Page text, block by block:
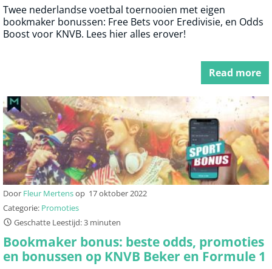
Twee nederlandse voetbal toernooien met eigen
bookmaker bonussen: Free Bets voor Eredivisie, en Odds
Boost voor KNVB. Lees hier alles erover!
Read more
Door Fleur Mertensop 17 oktober 2022
Categorie: Promoties
Geschatte Leestijd: 3 minuten
Bookmaker bonus: beste odds, promoties
en bonussen op KNVB Beker en Formule 1